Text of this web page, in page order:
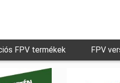
FPV termékek FPV